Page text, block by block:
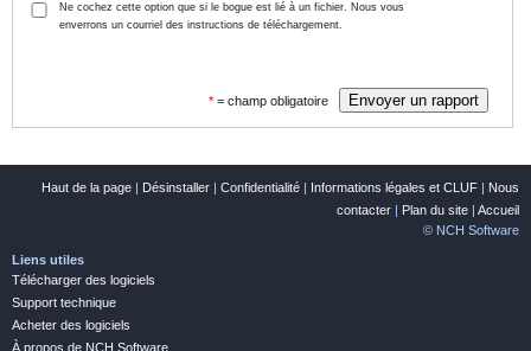
Ne cochez cette option que si le bogue est lié à un fichier. Nous vous
enverrons un courriel des instructions de téléchargement.
* = champ obligatoire
Haut de la page | Désinstaller | Confidentialité | Informations légales et CLUF | Nous
contacter | Plan du site | Accueil
© NCH Software
Liens utiles
Télécharger des logiciels
Support technique
Acheter des logiciels
À propos de NCH Software